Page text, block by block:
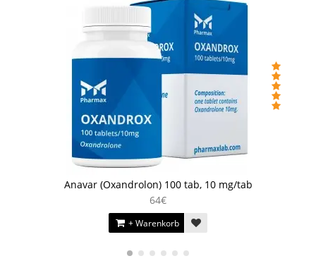
Anavar (Oxandrolon) 100 tab, 10 mg/tab
64€
+ Warenkorb